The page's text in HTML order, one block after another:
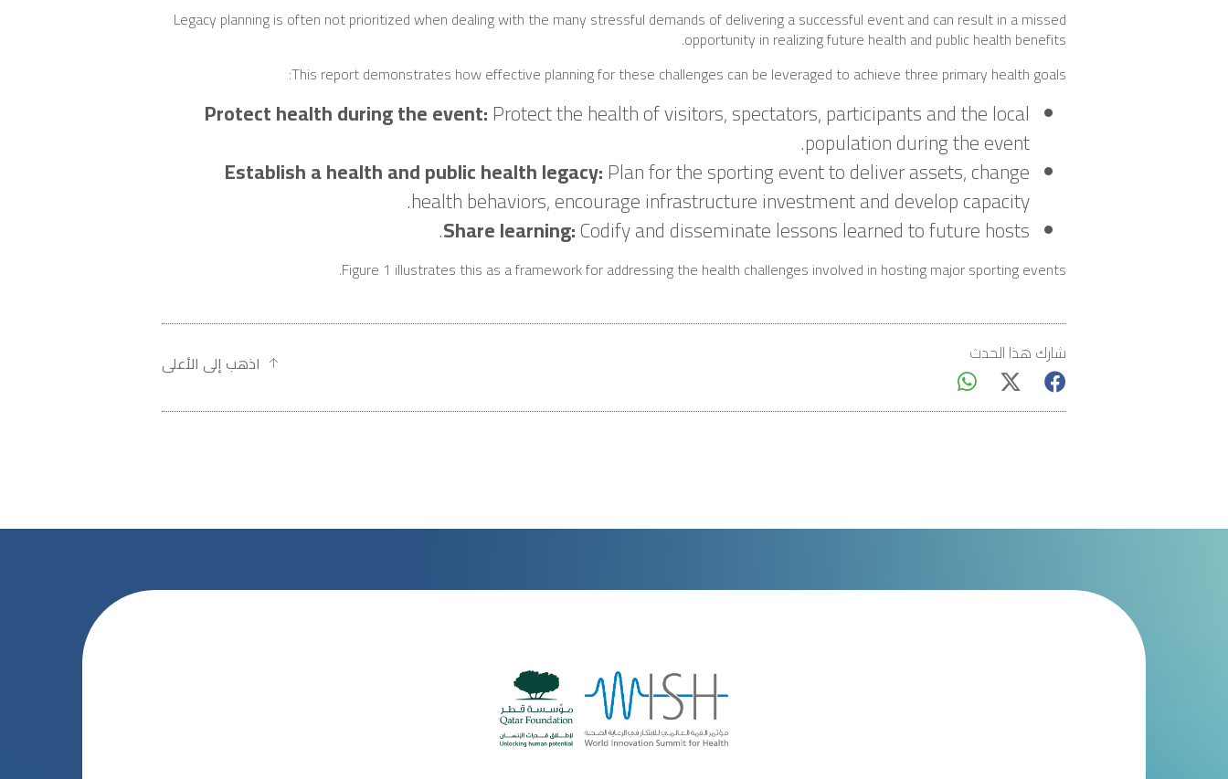
Legacy planning is often not prioritized when dealing with the many stressful demands of delivering a successful event and can result in a missed
opportunity in realizing future health and public health benefits.
This report demonstrates how effective planning for these challenges can be leveraged to achieve three primary health goals:
Protect health during the event: Protect the health of visitors, spectators, participants and the local
population during the event.
Establish a health and public health legacy: Plan for the sporting event to deliver assets, change
health behaviors, encourage infrastructure investment and develop capacity.
Share learning:Codify and disseminate lessons learned to future hosts.
Figure 1 illustrates this as a framework for addressing the health challenges involved in hosting major sporting events.
شارك هذا الحدث اذهب إلى الأعلى